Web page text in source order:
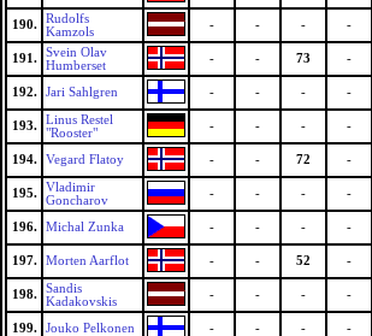
190.
Rudolfs
Kamzols
- - - -
191.
Svein Olav
Humberset
- - 73 -
192. Jari Sahlgren - - - -
193.
Linus Restel
"Rooster"
- - - -
194. Vegard Flatoy - - 72 -
195.
Vladimir
Goncharov
- - - -
196. Michal Zunka - - - -
197. Morten Aarflot - - 52 -
198.
Sandis
Kadakovskis
- - - -
199. Jouko Pelkonen - - - -